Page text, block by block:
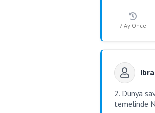
7 Ay Önce
2. Dünya
temelinde